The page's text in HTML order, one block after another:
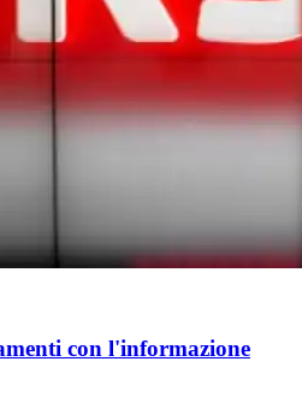
con l'informazione